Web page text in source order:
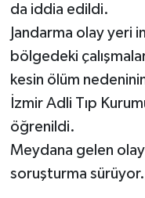
da iddia edildi.
Jandarma olay yeri
bölgedeki
kesin ölüm
İzmir Adli Tıp
öğrenildi.
Meydana gelen
soruşturma